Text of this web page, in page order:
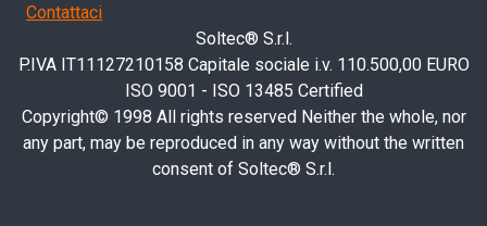
Contattaci
Soltec® S.r.l.
P.IVA IT11127210158 Capitale sociale i.v. 110.500,00 EURO
ISO 9001 - ISO 13485 Certified
Copyright© 1998 All rights reserved Neither the whole, nor
any part, may be reproduced in any way without the written
consent of Soltec® S.r.l.